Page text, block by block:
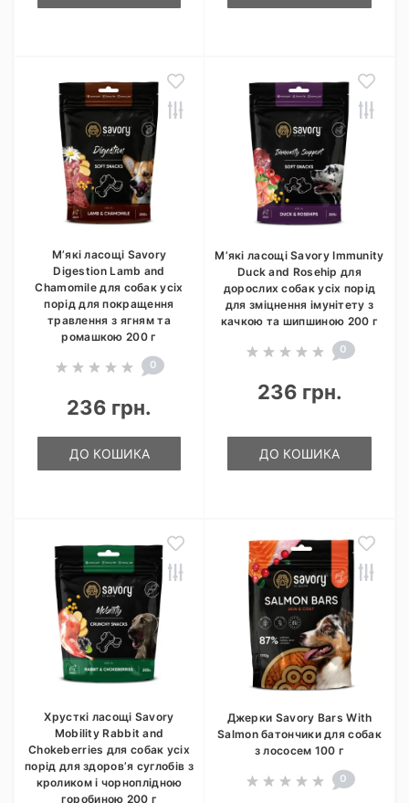
М’які ласощі Savory
Digestion Lamb and
Chamomile для собак усіх
порід для покращення
травлення з ягням та
ромашкою 200 г
0
236 грн.
ДО КОШИКА
М’які ласощі Savory Immunity
Duck and Rosehip для
дорослих собак усіх порід
для зміцнення імунітету з
качкою та шипшиною 200 г
0
236 грн.
ДО КОШИКА
Хрусткі ласощі Savory
Mobility Rabbit and
Chokeberries для собак усіх
порід для здоров’я суглобів з
кроликом і чорноплідною
горобиною 200 г
Джерки Savory Bars With
Salmon батончики для собак
з лососем 100 г
0